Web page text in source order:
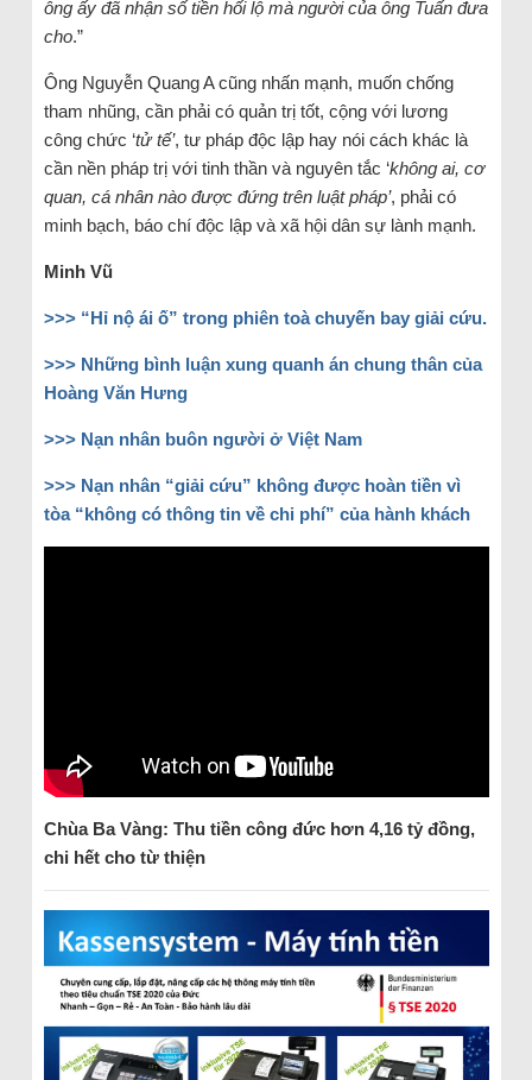
ông ấy đã nhận số tiền hối lộ mà người của ông Tuấn đưa
cho.”
Ông Nguyễn Quang A cũng nhấn mạnh, muốn chống
tham nhũng, cần phải có quản trị tốt, cộng với lương
công chức ‘tử tế’, tư pháp độc lập hay nói cách khác là
cần nền pháp trị với tinh thần và nguyên tắc ‘không ai, cơ
quan, cá nhân nào được đứng trên luật pháp’, phải có
minh bạch, báo chí độc lập và xã hội dân sự lành mạnh.
Minh Vũ
>>> “Hỉ nộ ái ố” trong phiên toà chuyến bay giải cứu.
>>> Những bình luận xung quanh án chung thân của
Hoàng Văn Hưng
>>> Nạn nhân buôn người ở Việt Nam
>>> Nạn nhân “giải cứu” không được hoàn tiền vì
tòa “không có thông tin về chi phí” của hành khách
Chùa Ba Vàng: Thu tiền công đức hơn 4,16 tỷ đồng,
chi hết cho từ thiện